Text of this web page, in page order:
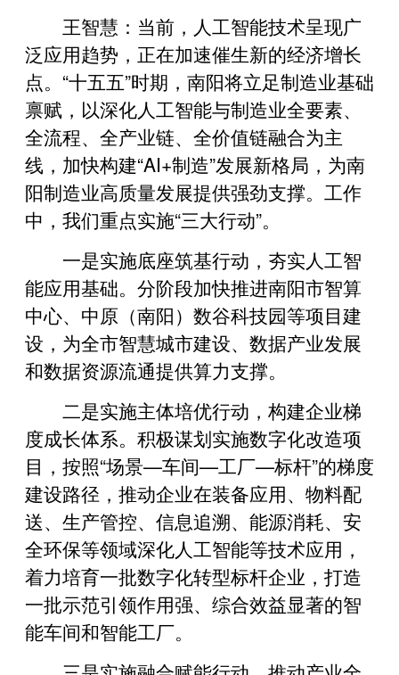
王智慧：当前，人工智能技术呈现广
泛应用趋势，正在加速催生新的经济增长
点。“十五五”时期，南阳将立足制造业基础
禀赋，以深化人工智能与制造业全要素、
全流程、全产业链、全价值链融合为主
线，加快构建“AI+制造”发展新格局，为南
阳制造业高质量发展提供强劲支撑。工作
中，我们重点实施“三大行动”。
一是实施底座筑基行动，夯实人工智
能应用基础。分阶段加快推进南阳市智算
中心、中原（南阳）数谷科技园等项目建
设，为全市智慧城市建设、数据产业发展
和数据资源流通提供算力支撑。
二是实施主体培优行动，构建企业梯
度成长体系。积极谋划实施数字化改造项
目，按照“场景—车间—工厂—标杆”的梯度
建设路径，推动企业在装备应用、物料配
送、生产管控、信息追溯、能源消耗、安
全环保等领域深化人工智能等技术应用，
着力培育一批数字化转型标杆企业，打造
一批示范引领作用强、综合效益显著的智
能车间和智能工厂。